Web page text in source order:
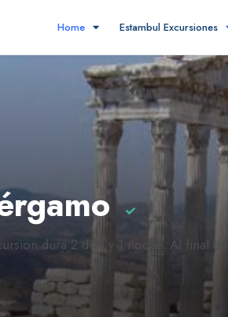
Home Estambul Excursiones
dura 2 días y 1 noche. Al final